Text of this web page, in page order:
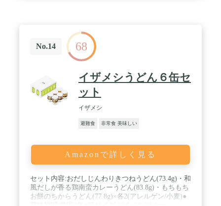
入実績があり、大変ご好評いただいております。※
当社製品の全体実績 その場deパスタ トマトは災害
食大賞2022 お米・炭水化物部門にて【優秀賞】を獲
得しました！ / 長期保存が可能なので、栄養バラン
スも考慮されており、持ち運びや保管が簡単。パス
タなので硬いものが苦手なご老人にもおすすめで
す。賞味期限も長く、おいしさや満足感を提供いた
します。 / システム上、賞味期限まで５年未満の商
品が届く可能性があります。ご了承ください。
No.14 68
イザメシうどん６缶セ
ット
イザメシ
避難食 非常食 美味しい
Amazonで詳しく見る
セット内容:おだしじんわりきつねうどん(73.4g)・和
風だしが香る鶏南蛮カレーうどん(83.8g)・もちもち
お餅のちからうどん(77.8g)×各2(アレルゲン/小麦)●